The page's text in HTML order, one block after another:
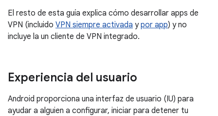
El resto de esta guía explica cómo desarrollar apps de
VPN (incluido VPN siempre activada ypor app) y no
incluye la un cliente de VPN integrado.
Experiencia del usuario
Android proporciona una interfaz de usuario (IU) para
ayudar a alguien a configurar, iniciar para detener tu